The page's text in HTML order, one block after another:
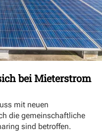
bei Mieterstrom
mit neuen
die gemeinschaftliche
sind betroffen.